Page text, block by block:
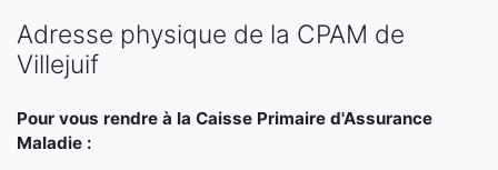
Adresse physique de la CPAM de
Villejuif
Pour vous rendre à la Caisse Primaire d'Assurance
Maladie :